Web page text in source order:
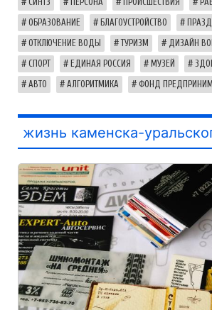
СИНТЗ ПЕРСОНА ПРОИСШЕСТВИЯ
ОБРАЗОВАНИЕ БЛАГОУСТРОЙСТВО
ОТКЛЮЧЕНИЕ ВОДЫ ТУРИЗМ ДИЗАЙН
СПОРТ ЕДИНАЯ РОССИЯ МУЗЕЙ
АВТО АЛГОРИТМИКА ФОНД
жизнь каменска-